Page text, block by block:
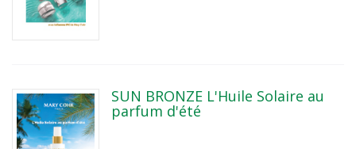
SUN BRONZE L'Huile Solaire au
parfum d'été